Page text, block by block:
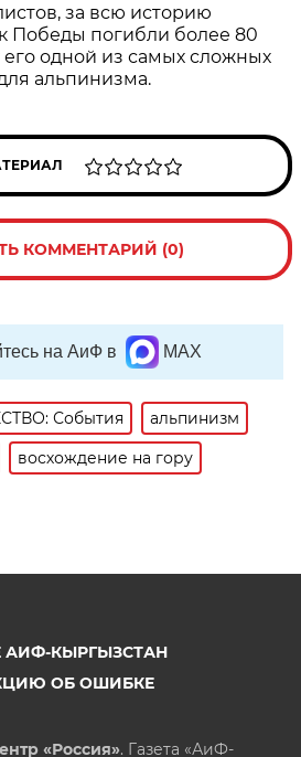
за всю историю
Победы погибли более 80
его одной из самых сложных
альпинизма.
КОММЕНТАРИЙ (0)
на АиФ в MAX
События
альпинизм
восхождение на гору
АИФ-КЫРГЫЗСТАН
ОБ ОШИБКЕ
«Россия». Газета «АиФ-